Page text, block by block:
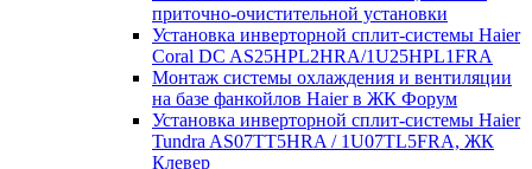
приточно-очистительной установки
Установка инверторной сплит-системы Haier
Coral DC AS25HPL2HRA/1U25HPL1FRA
Монтаж системы охлаждения и вентиляции
на базе фанкойлов Haier в ЖК Форум
Установка инверторной сплит-системы Haier
Tundra AS07TT5HRA / 1U07TL5FRA, ЖК
Клевер